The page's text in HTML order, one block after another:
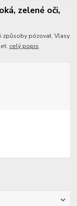
zelené oči,
způsoby pózovat. Vlasy
celý popis